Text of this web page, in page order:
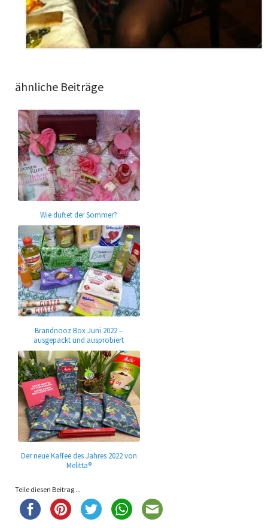
ähnliche Beiträge
Wie duftet der Sommer?
Brandnooz Box Juni 2022 –
ausgepackt und ausprobiert
Der neue Kaffee des Jahres 2022 von
Melitta®
Teile diesen Beitrag ...